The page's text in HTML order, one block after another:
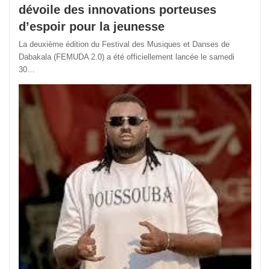
dévoile des innovations porteuses
d’espoir pour la jeunesse
La deuxième édition du Festival des Musiques et Danses de
Dabakala (FEMUDA 2.0) a été officiellement lancée le samedi
30…